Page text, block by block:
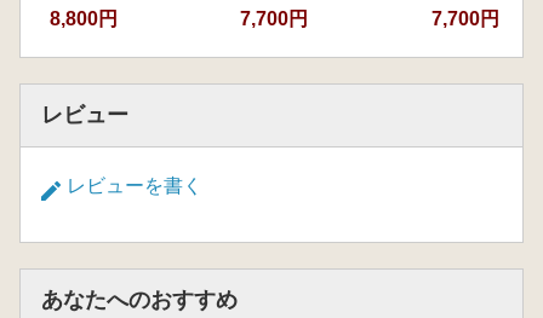
찾아가 사진으로 기록하고, 이를 작품과 대조함
으로써 화면의 구성 원리와 화가의 시점을 실증
적으로 검증해온 것이다. 이러한 현장 기반 연구
는 조선 산수화가 관념적 이미지가 아니라, 실제
공간과 경험에서 출발한 회화임을 설득력 있게
보여준다.
메우는 동시에, 앞으로 등장할 또 다른 명작들을
8,800円 7,700円 7,700円
レビュー
レビューを書く
あなたへのおすすめ